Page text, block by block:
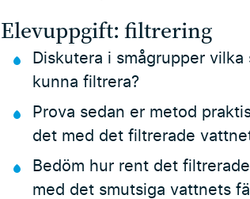
Elevuppgift: filtrering
Diskutera i smågrupper
kunna filtrera?
Prova sedan er metod
det med det filtrerade
Bedöm hur rent det
med det smutsiga vattnets